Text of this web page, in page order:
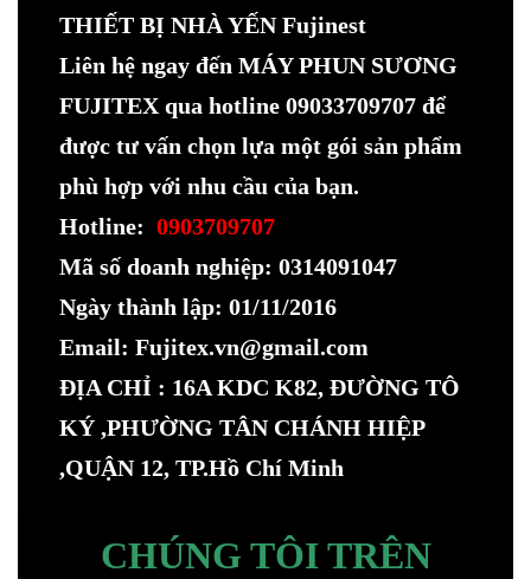
THIẾT BỊ NHÀ YẾN Fujinest
Liên hệ ngay đến MÁY PHUN SƯƠNG
FUJITEX qua hotline 09033709707 để
được tư vấn chọn lựa một gói sản phẩm
phù hợp với nhu cầu của bạn.
Hotline: 0903709707
Mã số doanh nghiệp: 0314091047
Ngày thành lập: 01/11/2016
Email: Fujitex.vn@gmail.com
ĐỊA CHỈ : 16A KDC K82, ĐƯỜNG TÔ
KÝ ,PHƯỜNG TÂN CHÁNH HIỆP
,QUẬN 12, TP.Hồ Chí Minh
CHÚNG TÔI TRÊN